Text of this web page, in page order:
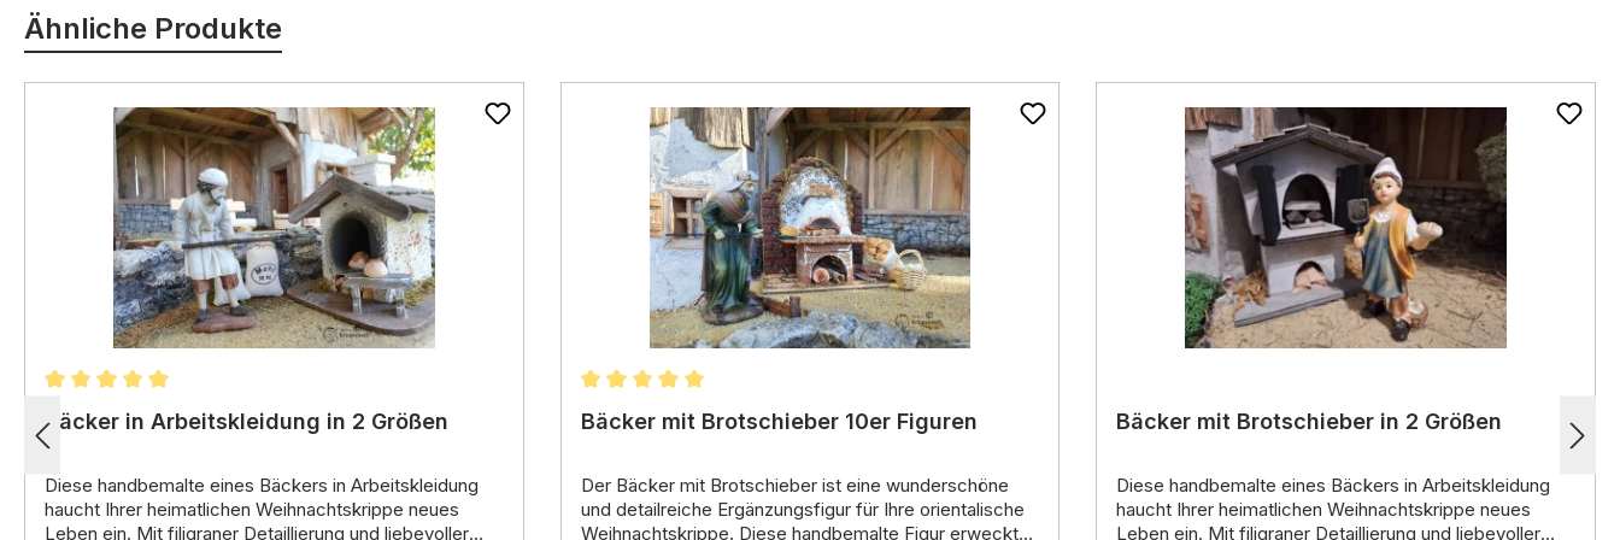
Ähnliche Produkte
Durchschnittliche Bewertung von 5 von 5 Sternen
Bäcker in Arbeitskleidung in 2 Größen
Diese handbemalte eines Bäckers in Arbeitskleidung
haucht Ihrer heimatlichen Weihnachtskrippe neues
Leben ein. Mit filigraner Detaillierung und liebevoller
Durchschnittliche Bewertung von 5 von 5 Sternen
Bäcker mit Brotschieber 10er Figuren
DerBäcker mit Brotschieberist eine wunderschöne
und detailreiche Ergänzungsfigur für Ihre orientalische
Weihnachtskrippe. Diese handbemalte Figur erweckt
Bäcker mit Brotschieber in 2 Größen
Diesehandbemalte eines Bäckers in Arbeitskleidung
haucht Ihrerheimatlichen Weihnachtskrippe neues
Leben ein. Mitfiligraner Detaillierung undliebevoller